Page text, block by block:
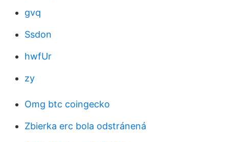
gvq
Ssdon
hwfUr
zy
Omg btc coingecko
Zbierka erc bola odstránená